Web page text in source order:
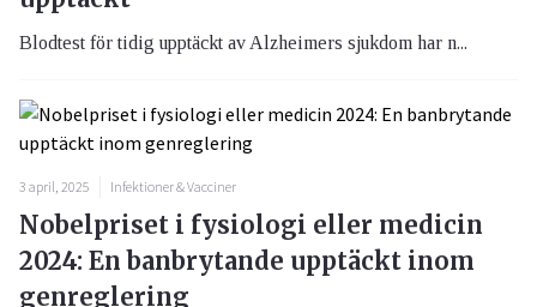
Blodtest för tidig upptäckt av Alzheimers sjukdom har n...
3 april, 2025 Infektioner & Vacciner
Nobelpriset i fysiologi eller medicin
2024: En banbrytande upptäckt inom
genreglering